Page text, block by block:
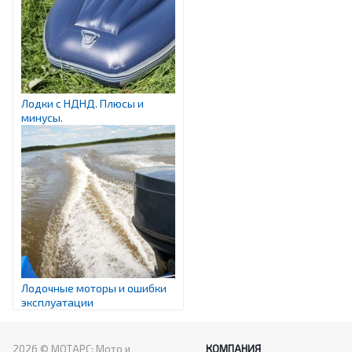
Лодки с НДНД. Плюсы и
минусы.
Лодочные моторы и ошибки
эксплуатации
2026 © МОТАРС: Мото и КОМПАНИЯ